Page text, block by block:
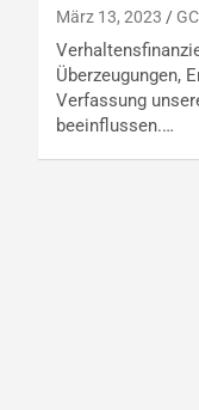
März 13, 2023 GC
Überzeugungen,
Verfassung
beeinflussen.…